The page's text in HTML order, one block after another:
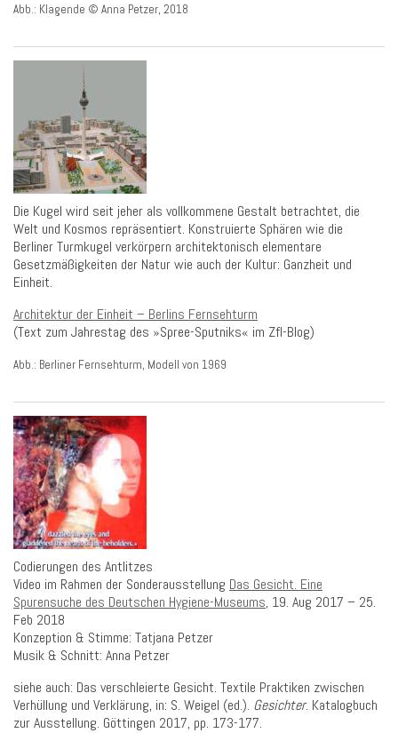
Abb.: Klagende © Anna Petzer, 2018
Die Kugel wird seit jeher als vollkommene Gestalt betrachtet, die
Welt und Kosmos repräsentiert. Konstruierte Sphären wie die
Berliner Turmkugel verkörpern architektonisch elementare
Gesetzmäßigkeiten der Natur wie auch der Kultur: Ganzheit und
Einheit.
Architektur der Einheit – Berlins Fernsehturm
(Text zum Jahrestag des »Spree-Sputniks« im Zfl-Blog)
Abb.: Berliner Fernsehturm, Modell von 1969
Codierungen des Antlitzes
Video im Rahmen der Sonderausstellung Das Gesicht. Eine
Spurensuche des Deutschen Hygiene-Museums, 19. Aug 2017 – 25.
Feb 2018
Konzeption & Stimme: Tatjana Petzer
Musik & Schnitt: Anna Petzer
siehe auch: Das verschleierte Gesicht. Textile Praktiken zwischen
Verhüllung und Verklärung, in: S. Weigel (ed.). Gesichter. Katalogbuch
zur Ausstellung. Göttingen 2017, pp. 173-177.